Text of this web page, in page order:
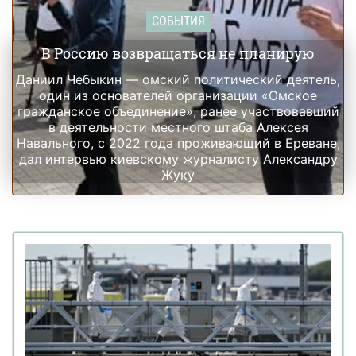
СОБЫТИЯ
В Россию возвращаться не планирую
Даниил Чебыкин — омский политический деятель,
один из основателей организации «Омское
гражданское объединение», ранее участвовавший
в деятельности местного штаба Алексея
Навального, с 2022 года проживающий в Ереване,
дал интервью киевскому журналисту Александру
Жуку